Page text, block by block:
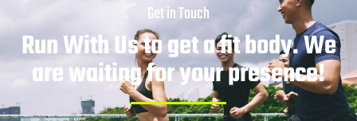
Get in Touch
Run With Us to get a fit body. We
are waiting for your presence!